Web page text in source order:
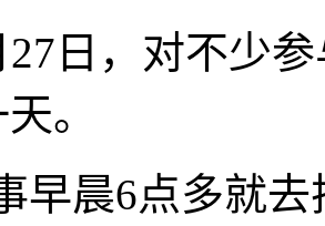
，对不少参
。
晨6点多就去